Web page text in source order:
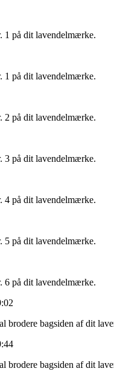
1 på dit lavendelmærke.
1 på dit lavendelmærke.
2 på dit lavendelmærke.
3 på dit lavendelmærke.
4 på dit lavendelmærke.
5 på dit lavendelmærke.
6 på dit lavendelmærke.
brodere bagsiden af dit
brodere bagsiden af dit